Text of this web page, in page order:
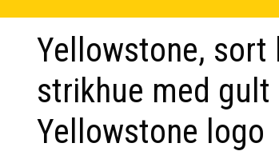
Yellowstone, sort
strikhue med gult
Yellowstone logo